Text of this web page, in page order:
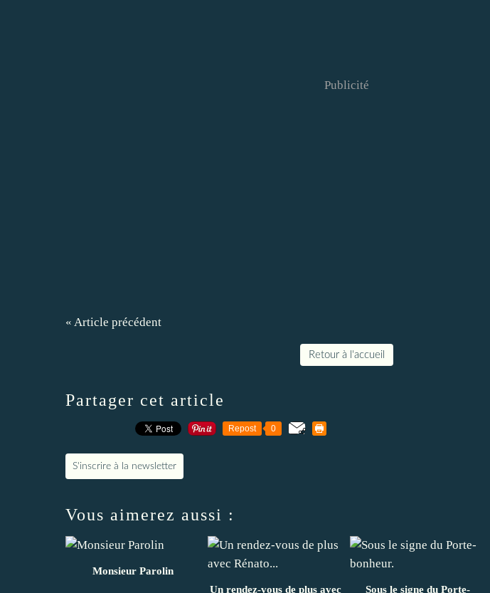
Publicité
« Article précédent
Retour à l'accueil
Partager cet article
Repost 0
S'inscrire à la newsletter
Vous aimerez aussi :
Monsieur Parolin
Un rendez-vous de plus avec
Sous le signe du Porte-